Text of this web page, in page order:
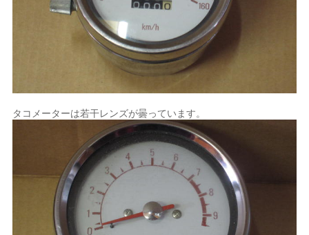
タコメーターは若干レンズが曇っています。